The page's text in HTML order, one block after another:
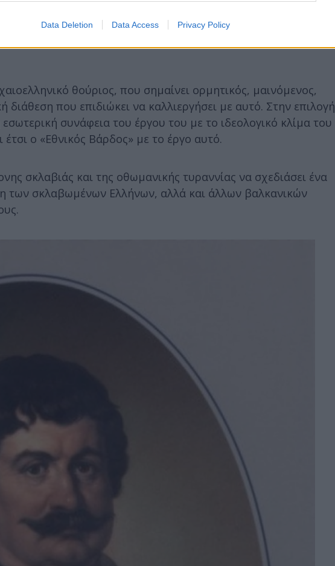
Data Deletion Data Access Privacy Policy
θούριος, που σημαίνει ορμητικός, μαινόμενος,
που επιδιώκει να καλλιεργήσει με αυτό. Στην επιλογή
συνάφεια του έργου του με το ιδεολογικό κλίμα του
ο «Εθνικός Βάρδος» με το έργο αυτό.
σκλαβιάς και της οθωμανικής τυραννίας να σχεδιάσει ένα
των σκλαβωμένων Ελλήνων, αλλά και άλλων βαλκανικών